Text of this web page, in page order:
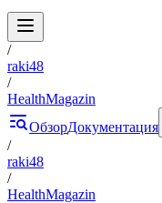
/
raki48
/
HealthMagazin
ОбзорДокументация
/
raki48
/
HealthMagazin